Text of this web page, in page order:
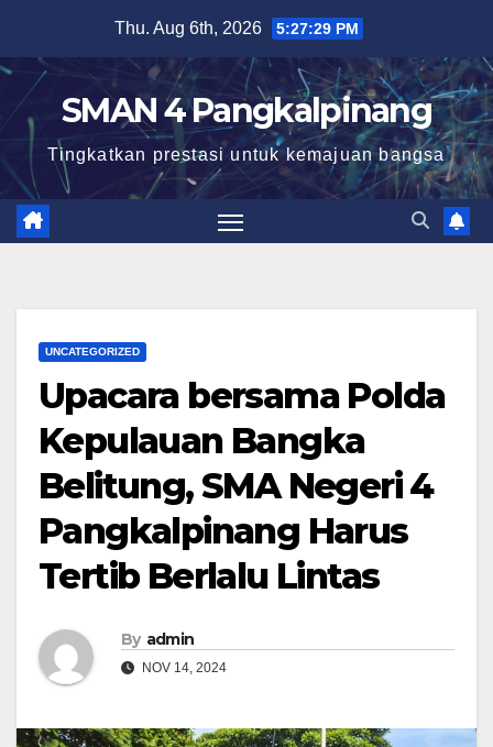
content
Thu. Aug 6th, 2026 5:27:30 PM
SMAN 4 Pangkalpinang
Tingkatkan prestasi untuk kemajuan bangsa
UNCATEGORIZED
Upacara bersama Polda
Kepulauan Bangka
Belitung, SMA Negeri 4
Pangkalpinang Harus
Tertib Berlalu Lintas
By admin
NOV 14, 2024